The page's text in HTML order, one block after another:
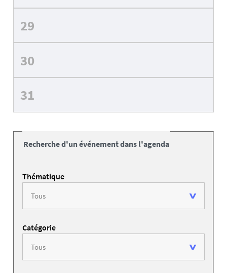
29
30
31
Recherche d'un événement dans l'agenda
Thématique
Catégorie